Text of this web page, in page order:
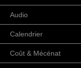
Audio
Calendrier
Coût & Mécénat